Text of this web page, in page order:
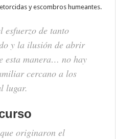
y escombros humeantes.
esfuerzo de tanto
y la ilusión de abrir
esta manera… no hay
cercano a los
lugar.
originaron el